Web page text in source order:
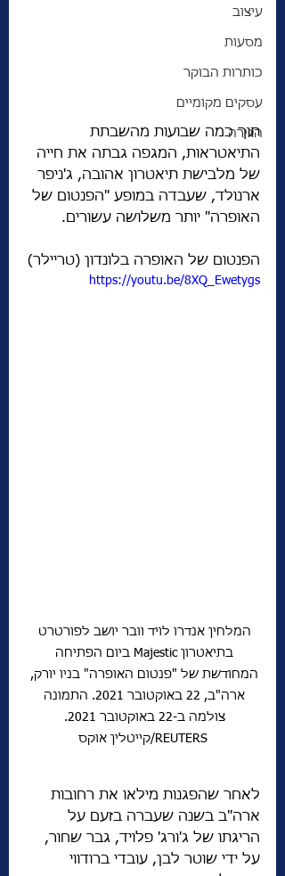
עיצוב
מסעות
כותרות הבוקר
עסקים מקומיים
הגירה
תוך כמה שבועות מהשבתת
התיאטראות, המגפה גבתה את חייה
של מלבישת תיאטרון אהובה, ג'ניפר
ארנולד, שעבדה במופע "הפנטום של
האופרה" יותר משלושה עשורים.
הפנטום של האופרה בלונדון (טריילר)
https://youtu.be/8XQ_Ewetygs
המלחין אנדרו לויד וובר יושב לפורטרט
בתיאטרון Majestic ביום הפתיחה
המחודשת של "פנטום האופרה" בניו יורק,
ארה"ב, 22 באוקטובר 2021. התמונה
צולמה ב-22 באוקטובר 2021.
REUTERS/קייטלין אוקס
לאחר שהפגנות מילאו את רחובות
ארה"ב בשנה שעברה בזעם על
הריגתו של ג'ורג' פלויד, גבר שחור,
על ידי שוטר לבן, עובדי ברודווי